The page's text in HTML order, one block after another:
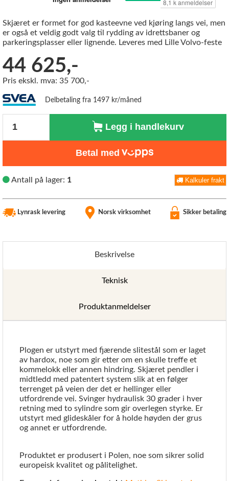
Skjæret er formet for god kasteevne ved kjøring langs vei, men
er også et veldig godt valg til rydding av idrettsbaner og
parkeringsplasser eller lignende. Leveres med Lille Volvo-feste
44 625,-
Pris ekskl. mva: 35 700,-
Delbetaling fra 1497 kr/måned
Legg i handlekurv
Betal med
Antall på lager: 1 Kalkuler frakt
Lynrask levering Norsk virksomhet Sikker betaling
Beskrivelse
Teknisk
Produktanmeldelser
Plogen er utstyrt med fjærende slitestål som er laget
av hardox, noe som gir etter om en skulle treffe et
kommelokk eller annen hindring. Skjæret pendler i
midtledd med patentert system slik at en følger
terrenget på veien der det er hellinger eller
utfordrende vei. Svinger hydraulisk 30 grader i hver
retning med to sylindre som gir overlegen styrke. Er
utstyrt med glideskåler for å holde høyden der grus
og annet er utfordrende.
Produktet er produsert i Polen, noe som sikrer solid
europeisk kvalitet og pålitelighet.